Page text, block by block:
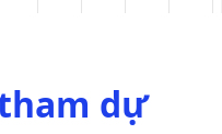
dự
ham dự